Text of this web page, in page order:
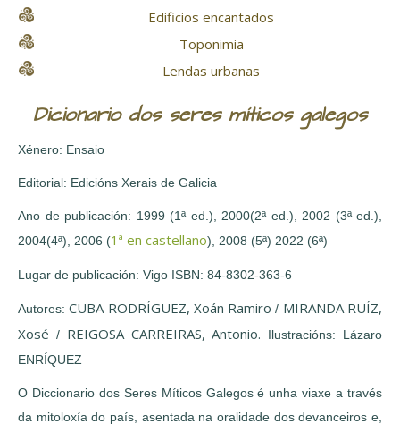
Edificios encantados
Toponimia
Lendas urbanas
Dicionario dos seres míticos galegos
Xénero: Ensaio
Editorial: Edicións Xerais de Galicia
Ano de publicación: 1999 (1ª ed.), 2000(2ª ed.), 2002 (3ª ed.),
2004(4ª), 2006 (1ª en castellano), 2008 (5ª) 2022 (6ª)
Lugar de publicación: Vigo ISBN: 84-8302-363-6
Autores:CUBA RODRÍGUEZ, Xoán Ramiro/ MIRANDA RUÍZ,
Xosé / REIGOSA CARREIRAS, Antonio. Ilustracións: Lázaro
ENRÍQUEZ
O Diccionario dos Seres Míticos Galegos é unha viaxe a través
da mitoloxía do país, asentada na oralidade dos devanceiros e,